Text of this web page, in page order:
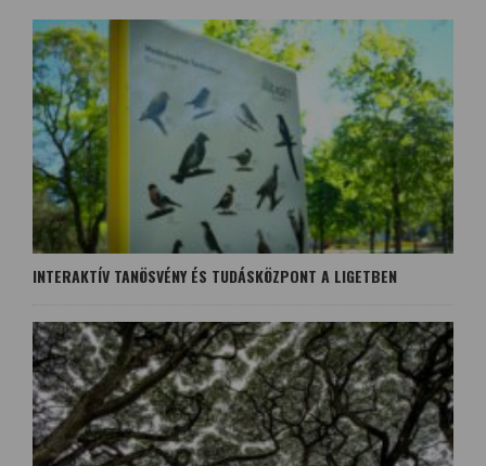
INTERAKTÍV TANÖSVÉNY ÉS TUDÁSKÖZPONT A LIGETBEN